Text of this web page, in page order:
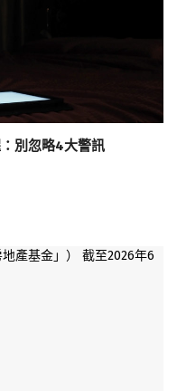
：別忽略4大警訊